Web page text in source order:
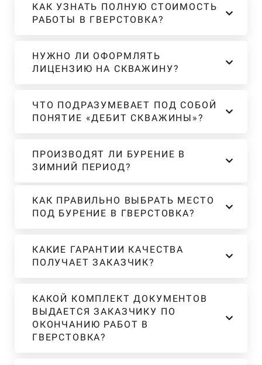
КАК УЗНАТЬ ПОЛНУЮ СТОИМОСТЬ
РАБОТЫ В ГВЕРСТОВКА?
НУЖНО ЛИ ОФОРМЛЯТЬ
ЛИЦЕНЗИЮ НА СКВАЖИНУ?
ЧТО ПОДРАЗУМЕВАЕТ ПОД СОБОЙ
ПОНЯТИЕ «ДЕБИТ СКВАЖИНЫ»?
ПРОИЗВОДЯТ ЛИ БУРЕНИЕ В
ЗИМНИЙ ПЕРИОД?
КАК ПРАВИЛЬНО ВЫБРАТЬ МЕСТО
ПОД БУРЕНИЕ В ГВЕРСТОВКА?
КАКИЕ ГАРАНТИИ КАЧЕСТВА
ПОЛУЧАЕТ ЗАКАЗЧИК?
КАКОЙ КОМПЛЕКТ ДОКУМЕНТОВ
ВЫДАЕТСЯ ЗАКАЗЧИКУ ПО
ОКОНЧАНИЮ РАБОТ В
ГВЕРСТОВКА?